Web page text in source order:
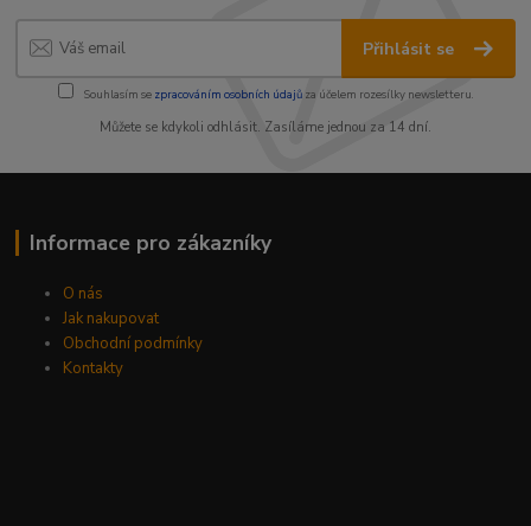
Přihlásit se
Souhlasím se zpracováním osobních údajůza účelem rozesílky newsletteru.
Můžete se kdykoli odhlásit. Zasíláme jednou za 14 dní.
Informace pro zákazníky
O nás
Jak nakupovat
Obchodní podmínky
Kontakty